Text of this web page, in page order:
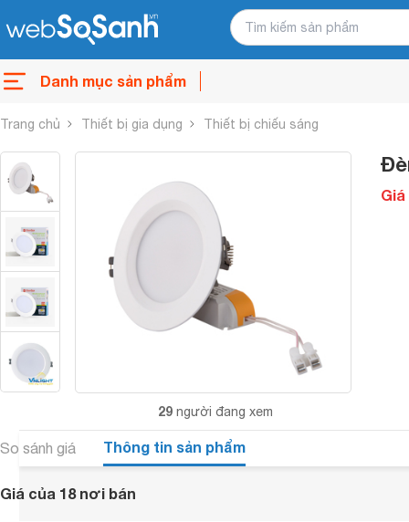
Danh mục sản phẩm
Trang chủ Thiết bị gia dụng Thiết bị chiếu sáng
29 người đang xem
So sánh giá Thông tin sản phẩm
Giá của 18 nơi bán